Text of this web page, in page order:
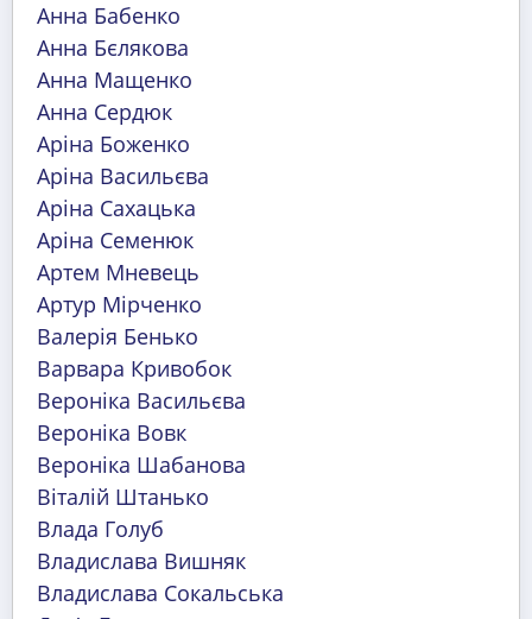
Анна Бабенко
Анна Бєлякова
Анна Мащенко
Анна Сердюк
Аріна Боженко
Аріна Васильєва
Аріна Сахацька
Аріна Семенюк
Артем Мневець
Артур Мірченко
Валерія Бенько
Варвара Кривобок
Вероніка Васильєва
Вероніка Вовк
Вероніка Шабанова
Віталій Штанько
Влада Голуб
Владислава Вишняк
Владислава Сокальська